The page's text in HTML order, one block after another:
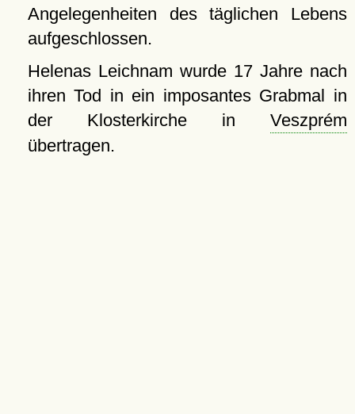
Angelegenheiten des täglichen Lebens
aufgeschlossen.
Helenas Leichnam wurde 17 Jahre nach
ihren Tod in ein imposantes Grabmal in
der Klosterkirche in Veszprém
übertragen.